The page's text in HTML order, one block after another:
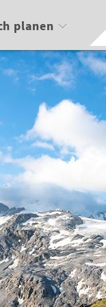
planen